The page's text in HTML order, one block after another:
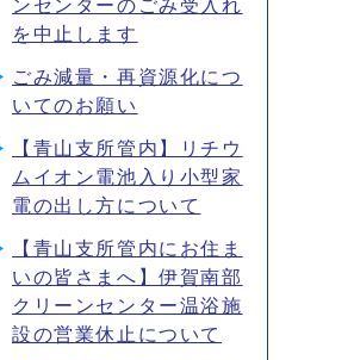
ンセンターのごみ受入れ
を中止します
ごみ減量・再資源化につ
いてのお願い
【青山支所管内】リチウ
ムイオン電池入り小型家
電の出し方について
【青山支所管内にお住ま
いの皆さまへ】伊賀南部
クリーンセンター温浴施
設の営業休止について